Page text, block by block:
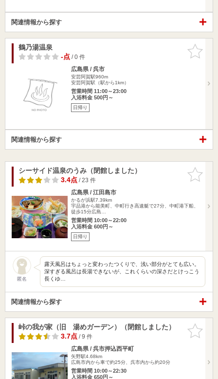
関連情報から探す
お気に入
りに追加
鶴乃湯温泉
-点/ 0 件
広島県 / 呉市
安芸阿賀駅960m
安芸阿賀駅（駅から1km）
営業時間 11:00～23:00
入浴料金 500円～
日帰り
関連情報から探す
お気に入
りに追加
シーサイド温泉のうみ（閉館しました）
3.4点/ 23 件
広島県 / 江田島市
かるが浜駅7.39km
宇品港から能美町、中町行き高速艇で27分、中町港下船、
徒歩15分広島…
営業時間 10:00～22:00
入浴料金 600円～
日帰り
匿名
露天風呂はちょっと変わったつくりで、浅い部分がとても広い。
深すぎる風呂は長湯できないが、これくらいの深さだとけっこう
長くゆ…
関連情報から探す
お気に入
りに追加
峠の我が家（旧 湯めガーデン）（閉館しました）
3.7点/ 9 件
広島県 / 呉市押込西平町
矢野駅4.68km
広島市内から車で約25分、呉市内から約20分
営業時間 10:00～22:30
入浴料金 650円～